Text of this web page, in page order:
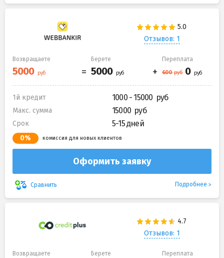
Отзывов: 1
Возвращаете Берете Переплата
1й кредит 1000 - 15000
Макс. сумма 15000
Срок 5-15 дней
0% комиссия для новых клиентов
Оформить заявку
Сравнить Подробнее
Отзывов: 1
Возвращаете Берете Переплата